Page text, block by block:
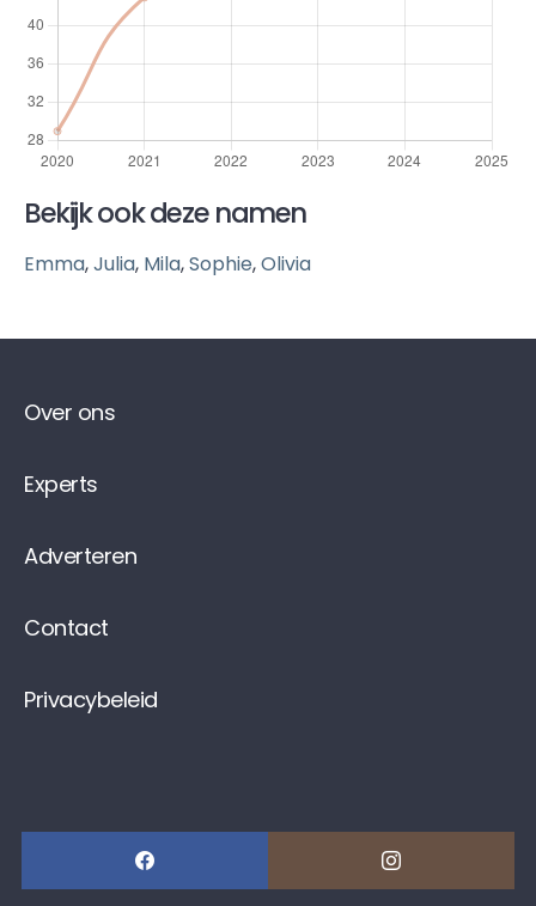
Bekijk ook deze namen
Emma,Julia, Mila,Sophie,Olivia
Over ons
Experts
Adverteren
Contact
Privacybeleid